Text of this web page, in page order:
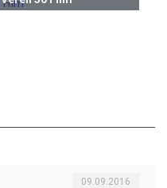
09.09.2016